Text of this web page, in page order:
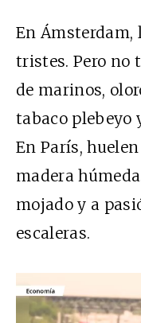
En Ámsterdam,
tristes. Pero no
de marinos,
tabaco plebeyo
En París,
madera
mojado y a
escaleras.